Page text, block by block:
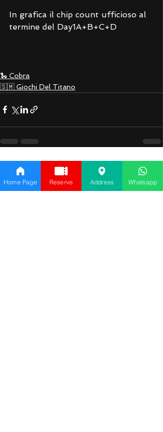
In grafica il chip count ufficioso al
termine del Day1A+B+C+D
🐍 Cobra
🇸🇲 Giochi Del Titano
Recent Posts See All
Home Page Reserve Address Whatsapp